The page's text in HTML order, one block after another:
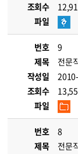
조회수
파일
번호
9
제목
전문
작성일
조회수
파일
번호
8
제목
전문